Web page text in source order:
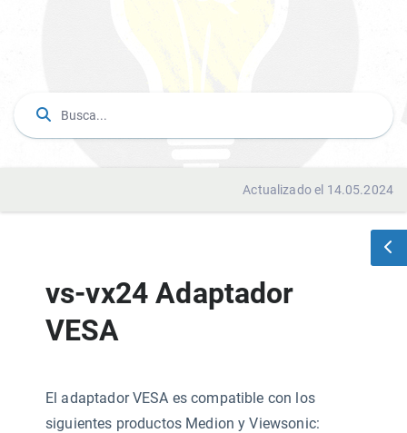
Actualizado el 14.05.2024
vs-vx24 Adaptador
VESA
El adaptador VESA es compatible con los
siguientes productos Medion y Viewsonic: